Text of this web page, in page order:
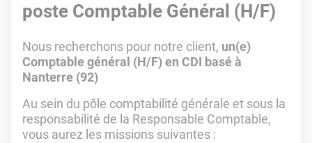
poste Comptable Général (H/F)
Nous recherchons pour notre client, un(e)
Comptable général (H/F) en CDI basé à
Nanterre (92)
Au sein du pôle comptabilité générale et sous la
responsabilité de la Responsable Comptable,
vous aurez les missions suivantes :